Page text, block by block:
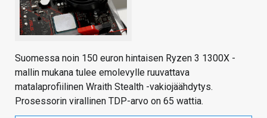
Suomessa noin 150 euron hintaisen Ryzen 3 1300X -
mallin mukana tulee emolevylle ruuvattava
matalaprofiilinen Wraith Stealth -vakiojäähdytys.
Prosessorin virallinen TDP-arvo on 65 wattia.